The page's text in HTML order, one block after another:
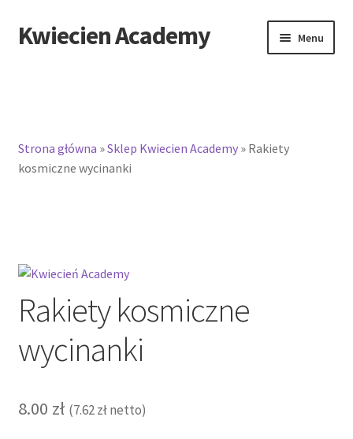
Przejdź
do
Przejdź
do
Kwiecien Academy Menu
Strona główna »Sklep Kwiecien Academy» Rakiety
kosmiczne wycinanki
Rakiety kosmiczne
wycinanki
8.00 zł (7.62złnetto)